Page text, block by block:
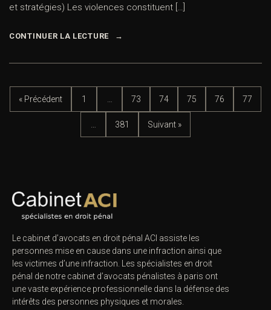
et stratégies) Les violences constituent […]
CONTINUER LA LECTURE
« Précédent 1 73 74 75 76 77
381 Suivant »
Le cabinet d’avocats en droit pénal ACI assiste les
personnes mise en cause dans une infraction ainsi que
les victimes d’une infraction. Les spécialistes en droit
pénal de notre cabinet d’avocats pénalistes à paris ont
une vaste expérience professionnelle dans la défense des
intérêts des personnes physiques et morales.